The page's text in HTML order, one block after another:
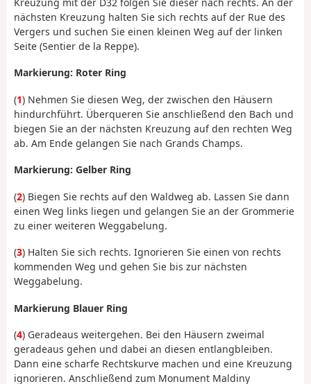
nächsten Kreuzung halten Sie sich rechts auf der Rue des
Vergers und suchen Sie einen kleinen Weg auf der linken
Seite (Sentier de la Reppe).
Markierung: Roter Ring
(1) Nehmen Sie diesen Weg, der zwischen den Häusern
hindurchführt. Überqueren Sie anschließend den Bach und
biegen Sie an der nächsten Kreuzung auf den rechten Weg
ab. Am Ende gelangen Sie nach Grands Champs.
Markierung: Gelber Ring
(2) Biegen Sie rechts auf den Waldweg ab. Lassen Sie dann
einen Weg links liegen und gelangen Sie an der Grommerie
zu einer weiteren Weggabelung.
(3) Halten Sie sich rechts. Ignorieren Sie einen von rechts
kommenden Weg und gehen Sie bis zur nächsten
Weggabelung.
Markierung Blauer Ring
(4) Geradeaus weitergehen. Bei den Häusern zweimal
geradeaus gehen und dabei an diesen entlangbleiben.
Dann eine scharfe Rechtskurve machen und eine Kreuzung
ignorieren. Anschließend zum Monument Maldiny